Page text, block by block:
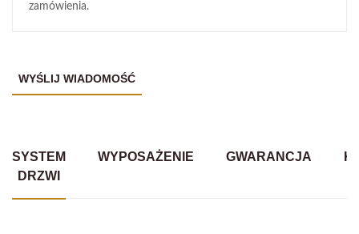
zamówienia.
SYSTEM
DRZWI
WYPOSAŻENIE GWARANCJA